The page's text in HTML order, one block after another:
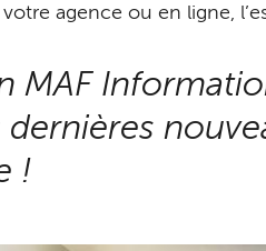
agence ou en ligne,
MAF
!